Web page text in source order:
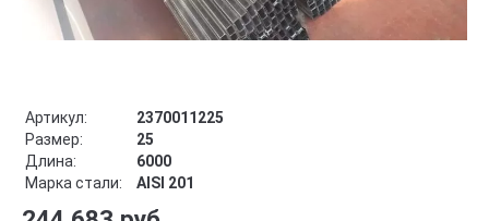
Артикул:
2370011225
Размер:
25
Длина:
6000
Марка стали:
AISI 201